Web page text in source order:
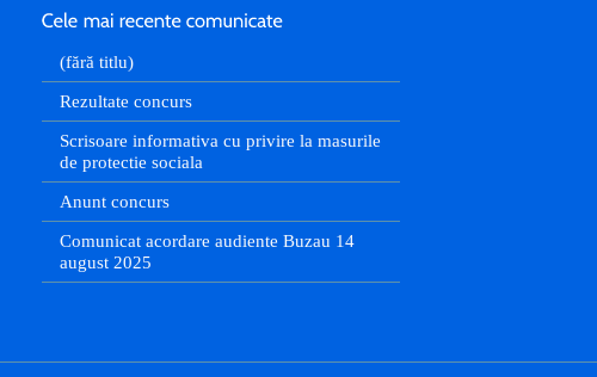
(fără titlu)
Rezultate concurs
Scrisoare informativa cu privire la masurile
de protectie sociala
Anunt concurs
Comunicat acordare audiente Buzau 14
august 2025